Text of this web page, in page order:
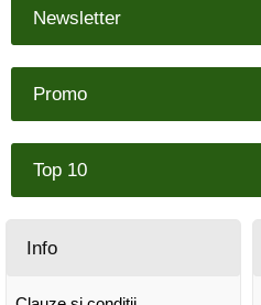
Newsletter
Promo
Top 10
Info